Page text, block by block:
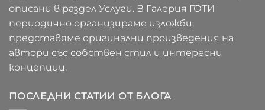
описани в раздел Услуги. В Галерия ГОТИ
периодично организираме изложби,
представяме оригинални произведения на
автори със собствен стил и интересни
концепции.
ПОСЛЕДНИ СТАТИИ ОТ БЛОГА